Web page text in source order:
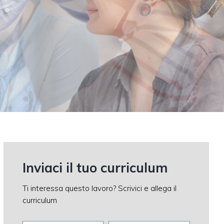
Inviaci il tuo curriculum
Ti interessa questo lavoro? Scrivici e allega il
curriculum